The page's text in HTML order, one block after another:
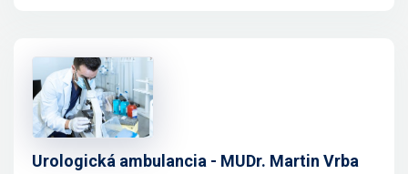
Urologická ambulancia - MUDr. Martin Vrba